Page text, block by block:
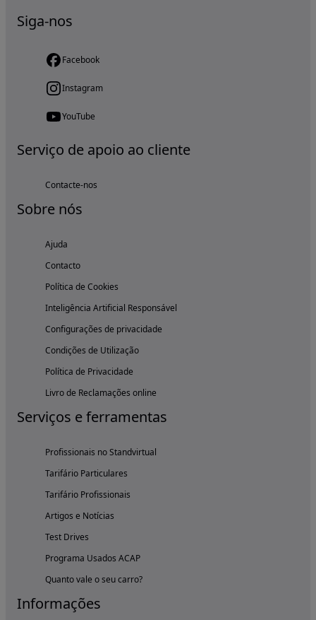
Siga-nos
Facebook
Instagram
YouTube
Serviço de apoio ao cliente
Contacte-nos
Sobre nós
Ajuda
Contacto
Política de Cookies
Inteligência Artificial Responsável
Configurações de privacidade
Condições de Utilização
Política de Privacidade
Livro de Reclamações online
Serviços e ferramentas
Profissionais no Standvirtual
Tarifário Particulares
Tarifário Profissionais
Artigos e Notícias
Test Drives
Programa Usados ACAP
Quanto vale o seu carro?
Informações